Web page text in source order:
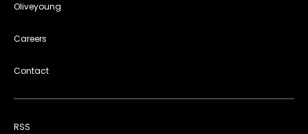
Oliveyoung
Careers
Contact
RSS